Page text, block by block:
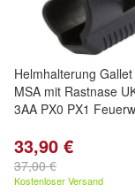
Helmhalterung
MSA mit Rastnase
3AA PX0 PX1
33,90 €
37,00 €
Kostenloser Versand